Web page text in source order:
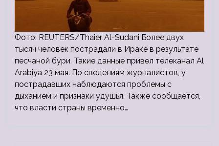
Фото: REUTERS/Thaier Al-Sudani Более двух
тысяч человек пострадали в Ираке в результате
песчаной бури. Такие данные привел телеканал Al
Arabiya 23 мая. По сведениям журналистов, у
пострадавших наблюдаются проблемы с
дыханием и признаки удушья. Также сообщается,
что власти страны временно…